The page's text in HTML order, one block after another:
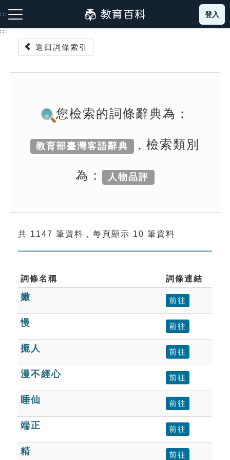
到
主
:::
成語故事
索引選單
單字索引
生命大百科索引
遊戲專區
教學應用
貓頭鷹博士
登入
:::
返回詞條索引
您檢索的詞條辭典為：
教育部臺灣客語辭典 , 檢索類別
為： 人物品評
共 1147 筆資料，每頁顯示 10 筆資料
詞條名稱 詞條連結
嫩 前往
慢 前往
摝人 前往
漫不經心 前往
睡仙 前往
端正 前往
精 前往